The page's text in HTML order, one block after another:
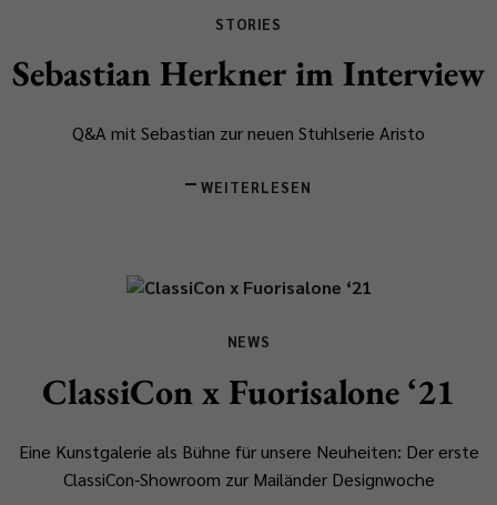
STORIES
Sebastian Herkner im Interview
Q&A mit Sebastian zur neuen Stuhlserie Aristo
WEITERLESEN
NEWS
ClassiCon x Fuorisalone ‘21
Eine Kunstgalerie als Bühne für unsere Neuheiten: Der erste
ClassiCon-Showroom zur Mailänder Designwoche